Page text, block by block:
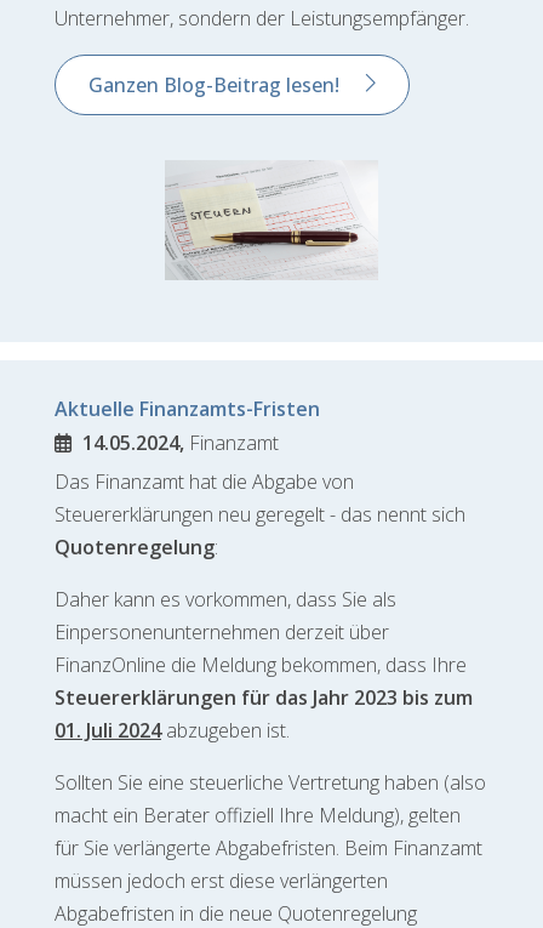
Unternehmer, sondern der Leistungsempfänger.
Ganzen Blog-Beitrag lesen!
Aktuelle Finanzamts-Fristen
14.05.2024, Finanzamt
Das Finanzamt hat die Abgabe von
Steuererklärungen neu geregelt - das nennt sich
Quotenregelung:
Daher kann es vorkommen, dass Sie als
Einpersonenunternehmen derzeit über
FinanzOnline die Meldung bekommen, dass Ihre
Steuererklärungen für das Jahr 2023 bis zum
01. Juli 2024 abzugeben ist.
Sollten Sie eine steuerliche Vertretung haben (also
macht ein Berater offiziell Ihre Meldung), gelten
für Sie verlängerte Abgabefristen. Beim Finanzamt
müssen jedoch erst diese verlängerten
Abgabefristen in die neue Quotenregelung